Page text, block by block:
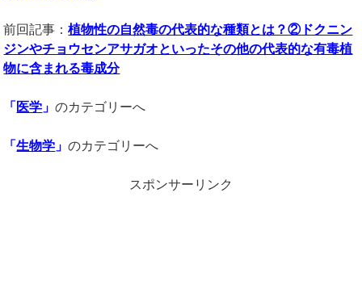
前回記事：植物性の自然毒の代表的な種類とは？②ドクニン
ジンやチョウセンアサガオといったその他の代表的な有毒植
物に含まれる毒成分
「 医学 」のカテゴリーへ
「生物学 」のカテゴリーへ
スポンサーリンク